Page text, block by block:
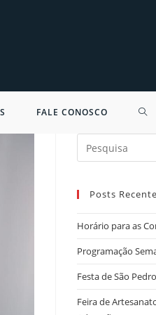
FALE CONOSCO
Search
for:
Posts
Horário para as
Programação
Festa de São
Feira de